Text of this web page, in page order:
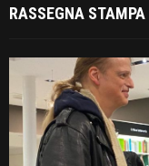
RASSEGNA STAMPA